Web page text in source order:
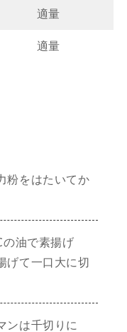
適量
適量
粉をはたいてか
油で素揚げ
げて一口大に切
ンは千切りに